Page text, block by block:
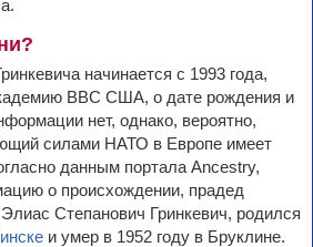
начинается с 1993 года,
ВВС США, о дате рождения и
нет, однако, вероятно,
силами НАТО в Европе имеет
данным портала Ancestry,
о происхождении, прадед
Степанович Гринкевич, родился
и умер в 1952 году в Бруклине.